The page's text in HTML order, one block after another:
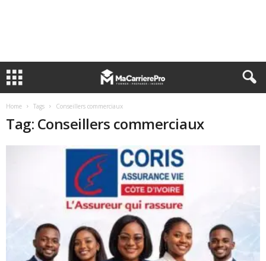
Home Tags Conseillers commerciaux
Tag: Conseillers commerciaux